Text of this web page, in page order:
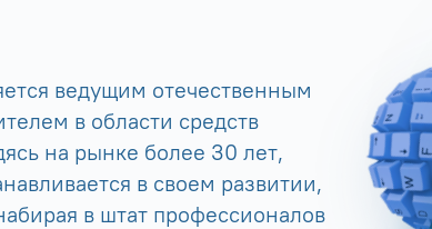
ведущим отечественным
в области средств
на рынке более 30 лет,
в своем развитии,
в штат профессионалов